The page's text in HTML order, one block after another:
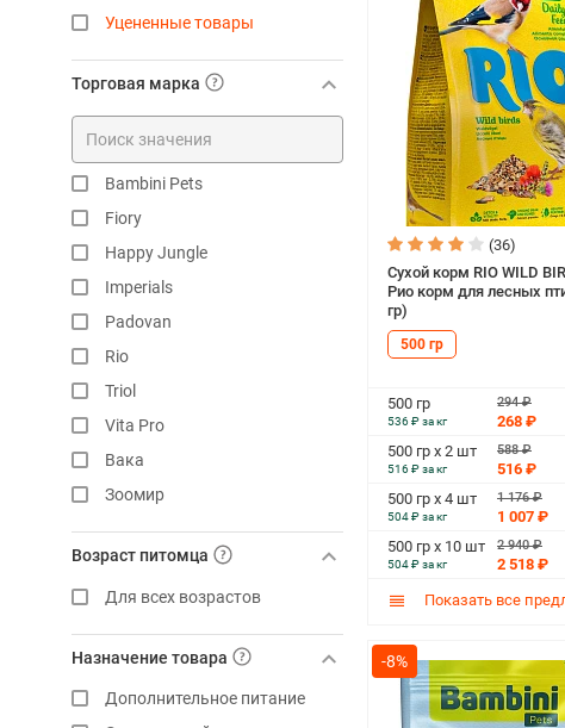
Уцененные товары
Торговая марка
Bambini Pets
Fiory
Happy Jungle
Imperials
Padovan
Rio
Triol
Vita Pro
Вака
Зоомир
Родные корма
Чика
Возраст питомца
Для всех возрастов
Назначение товара
Дополнительное питание
(36)
Сухой корм RIO WILD
Рио корм для лесных
гр)
500 гр
500 гр
536 ₽ за кг
294 ₽
268 ₽
500 гр х 2 шт
516 ₽ за кг
588 ₽
516 ₽
500 гр х 4 шт
504 ₽ за кг
1 176 ₽
1 007 ₽
500 гр х 10 шт
504 ₽ за кг
2 940 ₽
2 518 ₽
Показать все
-8%